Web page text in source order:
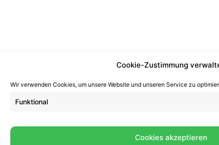
Cookie-Zustimmung
Wir verwenden Cookies, um unsere Website und unseren Service zu
Funktional
Cookies akzeptieren